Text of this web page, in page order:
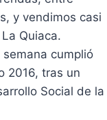
y vendimos casi
Quiaca.
cumplió
2016, tras un
Social de la